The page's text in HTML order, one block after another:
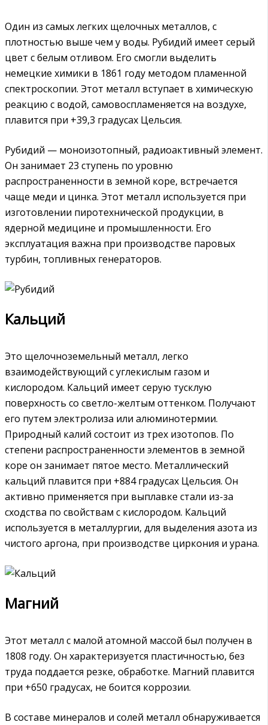
Один из самых легких щелочных металлов, с
плотностью выше чем у воды. Рубидий имеет серый
цвет с белым отливом. Его смогли выделить
немецкие химики в 1861 году методом пламенной
спектроскопии. Этот металл вступает в химическую
реакцию с водой, самовоспламеняется на воздухе,
плавится при +39,3 градусах Цельсия.
Рубидий — моноизотопный, радиоактивный элемент.
Он занимает 23 ступень по уровню
распространенности в земной коре, встречается
чаще меди и цинка. Этот металл используется при
изготовлении пиротехнической продукции, в
ядерной медицине и промышленности. Его
эксплуатация важна при производстве паровых
турбин, топливных генераторов.
Кальций
Это щелочноземельный металл, легко
взаимодействующий с углекислым газом и
кислородом. Кальций имеет серую тусклую
поверхность со светло-желтым оттенком. Получают
его путем электролиза или алюминотермии.
Природный калий состоит из трех изотопов. По
степени распространенности элементов в земной
коре он занимает пятое место. Металлический
кальций плавится при +884 градусах Цельсия. Он
активно применяется при выплавке стали из-за
сходства по свойствам с кислородом. Кальций
используется в металлургии, для выделения азота из
чистого аргона, при производстве циркония и урана.
Магний
Этот металл с малой атомной массой был получен в
1808 году. Он характеризуется пластичностью, без
труда поддается резке, обработке. Магний плавится
при +650 градусах, не боится коррозии.
В составе минералов и солей металл обнаруживается